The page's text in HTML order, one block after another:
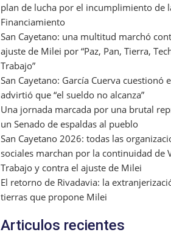
plan de lucha por el incumplimiento de
Financiamiento
San Cayetano: una multitud marchó
ajuste de Milei por “Paz, Pan, Tierra,
Trabajo”
San Cayetano: García Cuerva cuestionó
advirtió que “el sueldo no alcanza”
Una jornada marcada por una brutal
un Senado de espaldas al pueblo
San Cayetano 2026: todas las
sociales marchan por la continuidad de
Trabajo y contra el ajuste de Milei
El retorno de Rivadavia: la
tierras que propone Milei
Articulos recientes